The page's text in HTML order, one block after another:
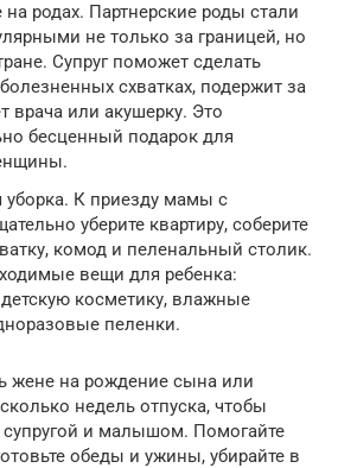
на родах. Партнерские роды стали
не только за границей, но
Супруг поможет сделать
схватках, подержит за
врача или акушерку. Это
бесценный подарок для
уборка. К приезду мамы с
уберите квартиру, соберите
комод и пеленальный столик.
вещи для ребенка:
детскую косметику, влажные
пеленки.
жене на рождение сына или
недель отпуска, чтобы
супругой и малышом. Помогайте
обеды и ужины, убирайте в